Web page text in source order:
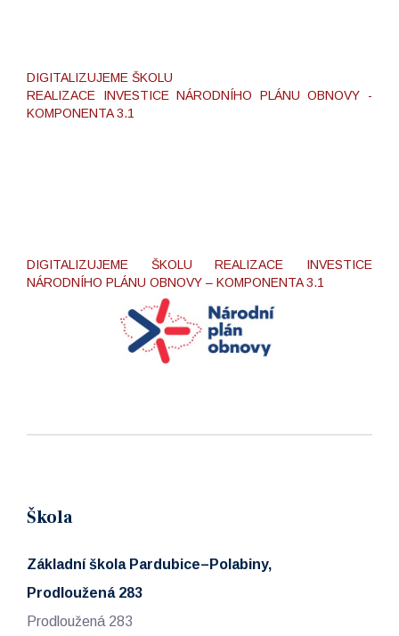
DIGITALIZUJEME ŠKOLU
REALIZACE INVESTICE NÁRODNÍHO PLÁNU OBNOVY -
KOMPONENTA 3.1
DIGITALIZUJEME ŠKOLU REALIZACE INVESTICE
NÁRODNÍHO PLÁNU OBNOVY – KOMPONENTA 3.1
Škola
Základní škola Pardubice–Polabiny,
Prodloužená 283
Prodloužená 283